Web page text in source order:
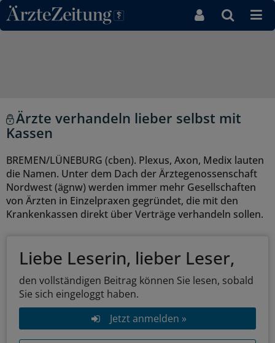
Direkt zum Inhaltsbereich
Ärzte verhandeln lieber selbst mit
Kassen
BREMEN/LÜNEBURG (cben). Plexus, Axon, Medix lauten
die Namen. Unter dem Dach der Ärztegenossenschaft
Nordwest (ägnw) werden immer mehr Gesellschaften
von Ärzten in Einzelpraxen gegründet, die mit den
Krankenkassen direkt über Verträge verhandeln sollen.
Liebe Leserin, lieber Leser,
den vollständigen Beitrag können Sie lesen, sobald
Sie sich eingeloggt haben.
Jetzt anmelden »